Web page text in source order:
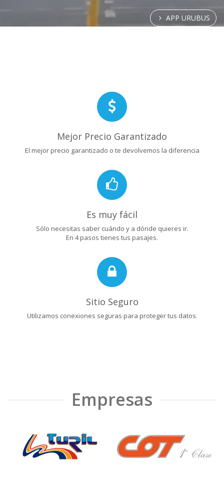
APP URUBUS
Mejor Precio Garantizado
El mejor precio garantizado o te devolvemos la diferencia
Es muy fácil
Sólo necesitas saber cuándo y a dónde quieres ir.
En 4 pasos tienes tus pasajes.
Sitio Seguro
Utilizamos conexiones seguras para proteger tus datos.
Empresas
❮ ❯